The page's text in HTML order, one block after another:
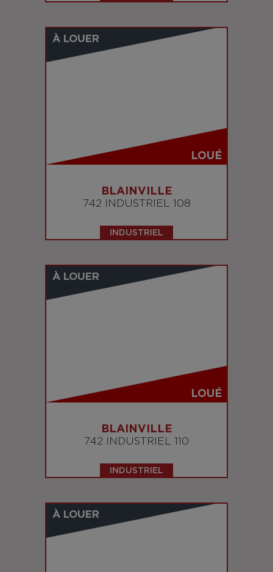
À LOUER
LOUÉ
BLAINVILLE
742 INDUSTRIEL 108
INDUSTRIEL
À LOUER
LOUÉ
BLAINVILLE
742 INDUSTRIEL 110
INDUSTRIEL
À LOUER